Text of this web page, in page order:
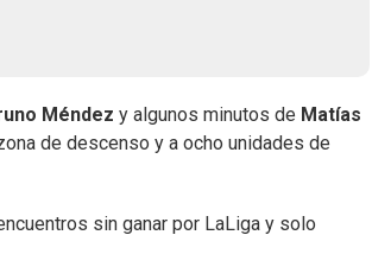
Méndez y algunos minutos de Matías
de descenso y a ocho unidades de
sin ganar por LaLiga y solo